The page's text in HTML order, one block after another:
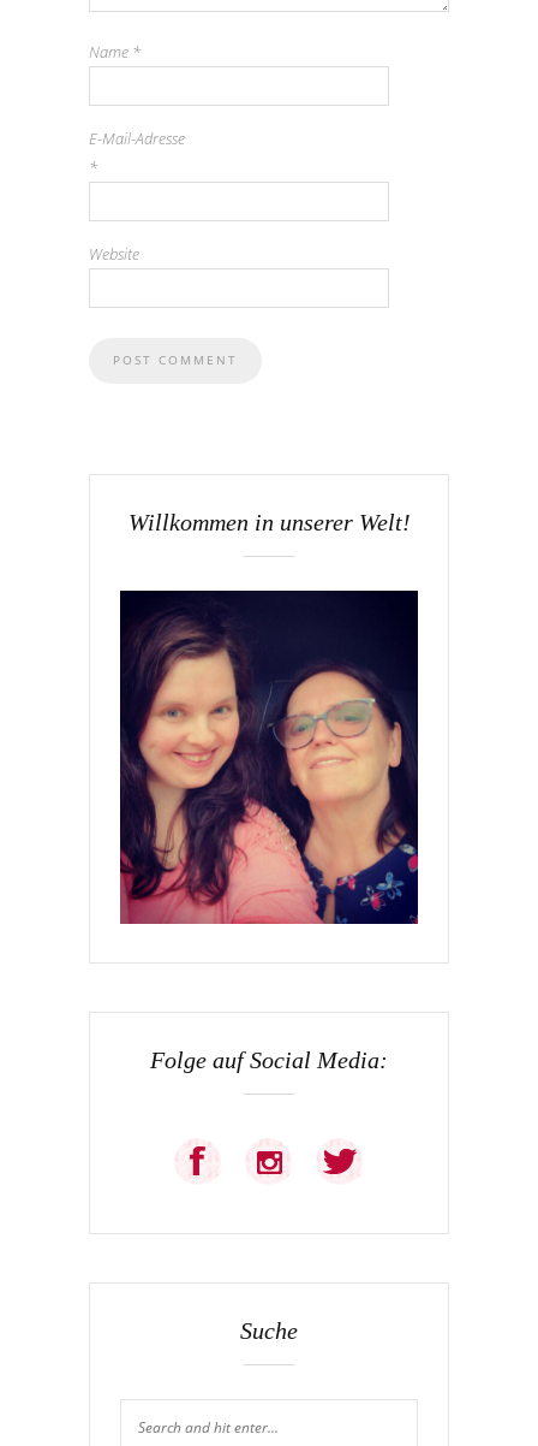
Name *
E-Mail-Adresse
*
Website
Willkommen in unserer Welt!
Folge auf Social Media:
Suche